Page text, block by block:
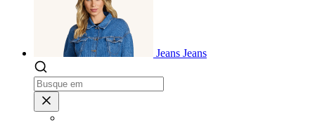
Jeans Jeans